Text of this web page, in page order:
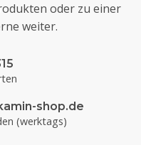
oder zu einer
weiter.
shop.de
(werktags)